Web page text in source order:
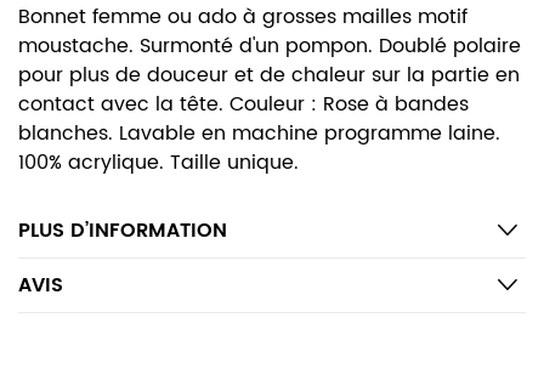
Bonnet femme ou ado à grosses mailles motif
moustache. Surmonté d'un pompon. Doublé polaire
pour plus de douceur et de chaleur sur la partie en
contact avec la tête. Couleur : Rose à bandes
blanches. Lavable en machine programme laine.
100% acrylique. Taille unique.
PLUS D’INFORMATION
AVIS